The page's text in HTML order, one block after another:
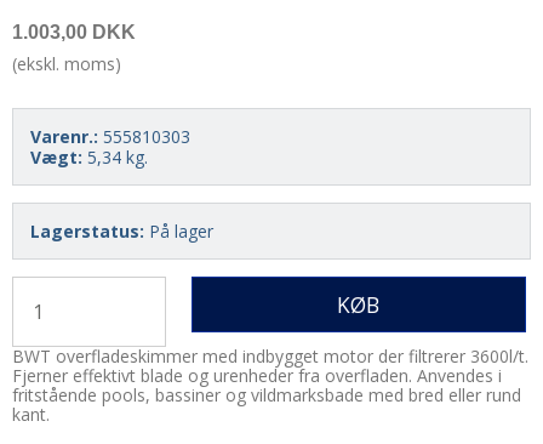
1.003,00 DKK
(ekskl. moms)
Varenr.: 555810303
Vægt: 5,34 kg.
Lagerstatus: På lager
KØB
BWT overfladeskimmer med indbygget motor der filtrerer 3600l/t.
Fjerner effektivt blade og urenheder fra overfladen. Anvendes i
fritstående pools, bassiner og vildmarksbade med bred eller rund
kant.